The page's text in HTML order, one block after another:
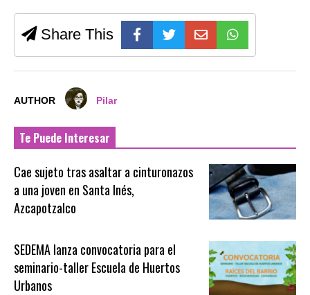
Share This
AUTHOR Pilar
Te Puede Interesar
Cae sujeto tras asaltar a cinturonazos
a una joven en Santa Inés,
Azcapotzalco
SEDEMA lanza convocatoria para el
seminario-taller Escuela de Huertos
Urbanos